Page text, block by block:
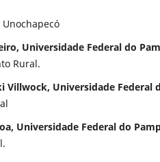
Universidade Federal do
Rural.
Villwock, Universidade Federal
Universidade Federal do